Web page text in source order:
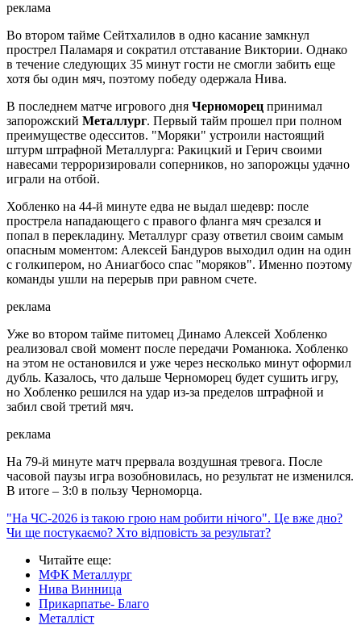
реклама
Во втором тайме Сейтхалилов в одно касание замкнул
прострел Паламаря и сократил отставание Виктории. Однако
в течение следующих 35 минут гости не смогли забить еще
хотя бы один мяч, поэтому победу одержала Нива.
В последнем матче игрового дня Черноморец принимал
запорожский Металлург. Первый тайм прошел при полном
преимуществе одесситов. "Моряки" устроили настоящий
штурм штрафной Металлурга: Ракицкий и Герич своими
навесами терроризировали соперников, но запорожцы удачно
играли на отбой.
Хобленко на 44-й минуте едва не выдал шедевр: после
прострела нападающего с правого фланга мяч срезался и
попал в перекладину. Металлург сразу ответил своим самым
опасным моментом: Алексей Бандуров выходил один на один
с голкипером, но Аниагбосо спас "моряков". Именно поэтому
команды ушли на перерыв при равном счете.
реклама
Уже во втором тайме питомец Динамо Алексей Хобленко
реализовал свой момент после передачи Романюка. Хобленко
на этом не остановился и уже через несколько минут оформил
дубль. Казалось, что дальше Черноморец будет сушить игру,
но Хобленко решился на удар из-за пределов штрафной и
забил свой третий мяч.
реклама
На 79-й минуте матч прервала воздушная тревога. После
часовой паузы игра возобновилась, но результат не изменился.
В итоге – 3:0 в пользу Черноморца.
"На ЧС-2026 із такою грою нам робити нічого". Це вже дно?
Чи ще постукаємо? Хто відповість за результат?
Читайте еще:
МФК Металлург
Нива Винница
Прикарпатье- Благо
Металліст